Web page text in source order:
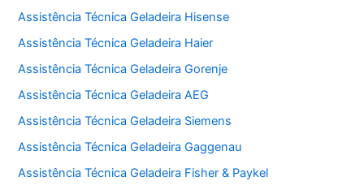
Assistência Técnica Geladeira Hisense
Assistência Técnica Geladeira Haier
Assistência Técnica Geladeira Gorenje
Assistência Técnica Geladeira AEG
Assistência Técnica Geladeira Siemens
Assistência Técnica Geladeira Gaggenau
Assistência Técnica Geladeira Fisher & Paykel